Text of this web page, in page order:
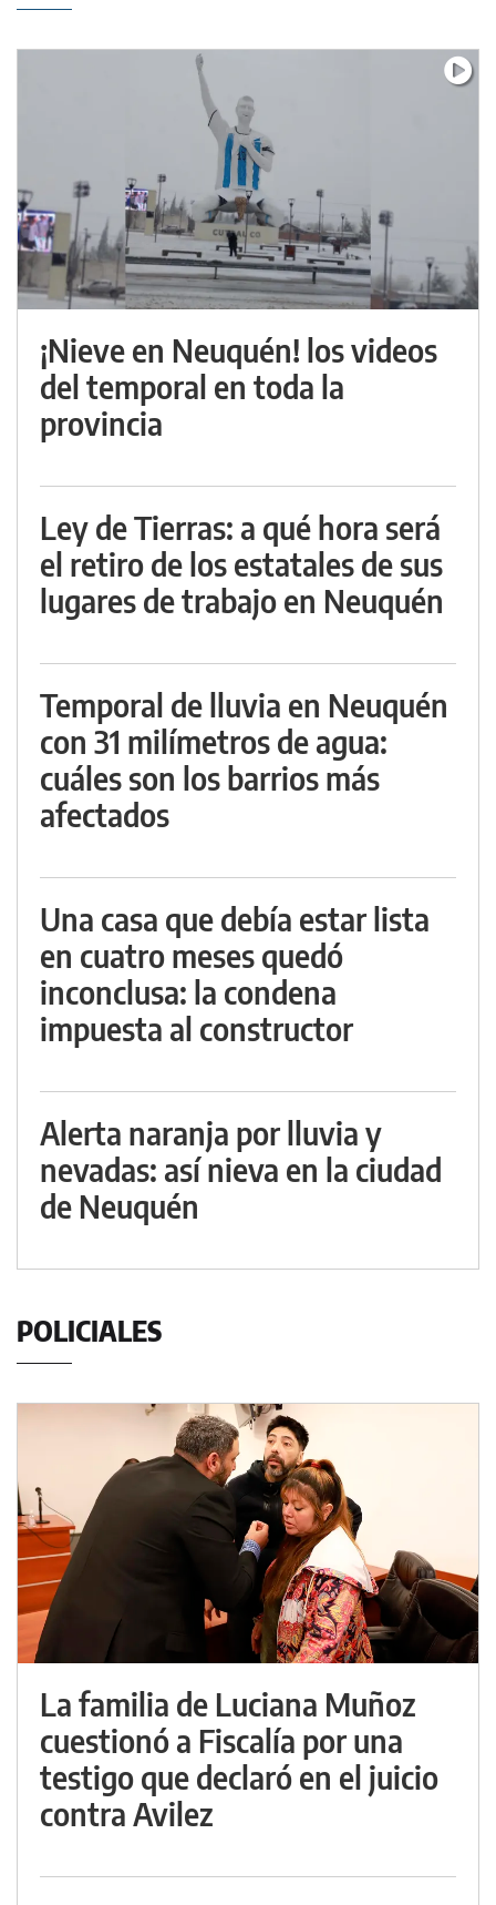
¡Nieve en Neuquén! los videos
del temporal en toda la
provincia
Ley de Tierras: a qué hora será
el retiro de los estatales de sus
lugares de trabajo en Neuquén
Temporal de lluvia en Neuquén
con 31 milímetros de agua:
cuáles son los barrios más
afectados
Una casa que debía estar lista
en cuatro meses quedó
inconclusa: la condena
impuesta al constructor
Alerta naranja por lluvia y
nevadas: así nieva en la ciudad
de Neuquén
POLICIALES
La familia de Luciana Muñoz
cuestionó a Fiscalía por una
testigo que declaró en el juicio
contra Avilez